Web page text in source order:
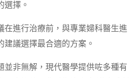
選擇。
在進行治療前，與專業婦科醫生進
議選擇最合適的方案。
並非無解，現代醫學提供咗多種有